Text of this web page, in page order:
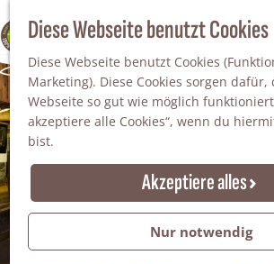
Diese Webseite benutzt Cookies
Diese Webseite benutzt Cookies
Marketing). Diese Cookies sorgen dafür,
Webseite so gut wie möglich
akzeptiere alle Cookies“, wenn du
bist.
Akzeptiere alles
Nur notwendig
100% WINTERSWIJK
S
u
c
h
e
n
M
e
n
ü
Da staunt man!
Freiheitsbäume
Natur
Naturgebiete
Nationaler
Der Steingrube
Gärten & Parks
Übernachten
Campingplätze &
Gruppenunterkünfte
Bed & Breakfasts